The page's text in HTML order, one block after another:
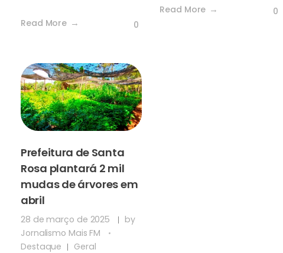
Read More 0
Read More 0
Prefeitura de Santa
Rosa plantará 2 mil
mudas de árvores em
abril
28 de março de 2025
by
Jornalismo Mais FM
Destaque
Geral